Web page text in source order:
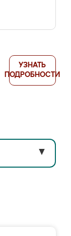
УЗНАТЬ
ПОДРОБНОСТИ
▼